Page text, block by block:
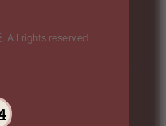
All rights reserved.